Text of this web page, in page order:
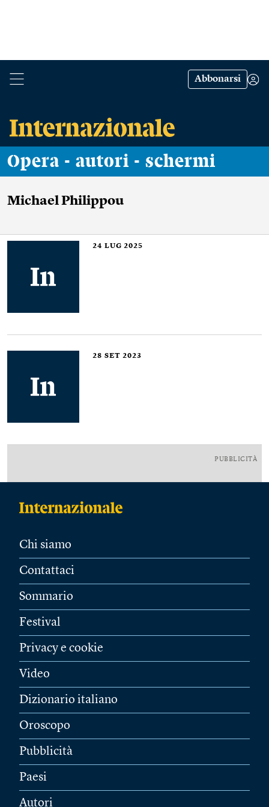
Abbonarsi
Opera - autori - schermi
Michael Philippou
24 LUG 2025
28 SET 2023
PUBBLICITÀ
Chi siamo
Contattaci
Sommario
Festival
Privacy e cookie
Video
Dizionario italiano
Oroscopo
Pubblicità
Paesi
Autori